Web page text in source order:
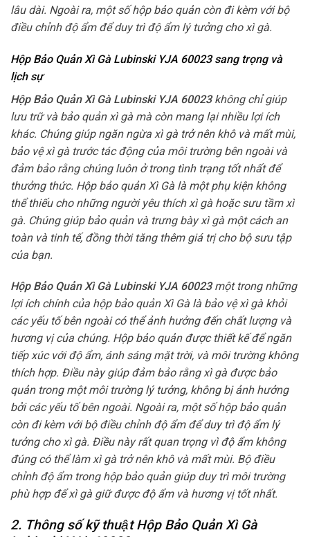
lâu dài. Ngoài ra, một số hộp bảo quản còn đi kèm với bộ
điều chỉnh độ ẩm để duy trì độ ẩm lý tưởng cho xì gà.
Hộp Bảo Quản Xì Gà Lubinski YJA 60023 sang trọng và
lịch sự
Hộp Bảo Quản Xì Gà Lubinski YJA 60023không chỉ giúp
lưu trữ và bảo quản xì gà mà còn mang lại nhiều lợi ích
khác. Chúng giúp ngăn ngừa xì gà trở nên khô và mất mùi,
bảo vệ xì gà trước tác động của môi trường bên ngoài và
đảm bảo rằng chúng luôn ở trong tình trạng tốt nhất để
thưởng thức. Hộp bảo quản Xì Gà là một phụ kiện không
thể thiếu cho những người yêu thích xì gà hoặc sưu tầm xì
gà. Chúng giúp bảo quản và trưng bày xì gà một cách an
toàn và tinh tế, đồng thời tăng thêm giá trị cho bộ sưu tập
của bạn.
Hộp Bảo Quản Xì Gà Lubinski YJA 60023một trong những
lợi ích chính của hộp bảo quản Xì Gà là bảo vệ xì gà khỏi
các yếu tố bên ngoài có thể ảnh hưởng đến chất lượng và
hương vị của chúng. Hộp bảo quản được thiết kế để ngăn
tiếp xúc với độ ẩm, ánh sáng mặt trời, và môi trường không
thích hợp. Điều này giúp đảm bảo rằng xì gà được bảo
quản trong một môi trường lý tưởng, không bị ảnh hưởng
bởi các yếu tố bên ngoài. Ngoài ra, một số hộp bảo quản
còn đi kèm với bộ điều chỉnh độ ẩm để duy trì độ ẩm lý
tưởng cho xì gà. Điều này rất quan trọng vì độ ẩm không
đúng có thể làm xì gà trở nên khô và mất mùi. Bộ điều
chỉnh độ ẩm trong hộp bảo quản giúp duy trì môi trường
phù hợp để xì gà giữ được độ ẩm và hương vị tốt nhất.
2. Thông số kỹ thuật Hộp Bảo Quản Xì Gà